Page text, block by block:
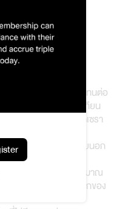
เด็กและสัตว์เลี้ยงจะ
หรืออยู่บริเวณใกล้ๆ
วัสดุที่ติดไฟง่าย หรือไม่ทนต่อ
นต้น และควรวางแก้วเทียน
อน เช่น ฝาเทียน ถาดเซรา
ริมหน้าต่างที่เปิดไว้ ภายนอก
งานที่สั้น
เมื่อมีไขเทียนเหลือประมาณ
นไป ซึ่งเสี่ยงต่อการแตกของ